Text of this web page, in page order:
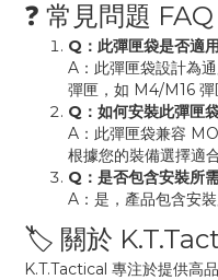
❓ 常見問題 FAQ
Q：此彈匣袋是否適
A：此彈匣袋設計為
彈匣，如 M4/M16 彈
Q：如何安裝此彈匣
A：此彈匣袋兼容
根據您的裝備選擇適
Q：是否包含安裝所
A：是，產品包含安
🏷 關於
K.T.Tactical 專注於提供高